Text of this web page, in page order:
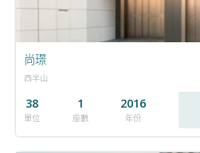
尚璟
西半山
38
單位
1
座數
2016
年份